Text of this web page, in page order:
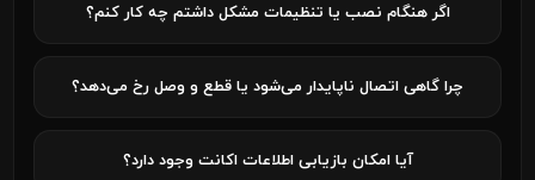
اگر هنگام نصب یا تنظیمات مشکل داشتم چه کار کنم؟
چرا گاهی اتصال ناپایدار می‌شود یا قطع و وصل رخ می‌دهد؟
آیا امکان بازیابی اطلاعات اکانت وجود دارد؟